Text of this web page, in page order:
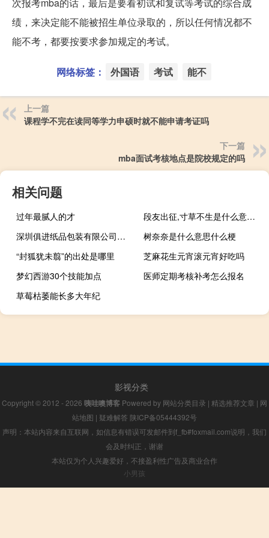
次报考mba的话，最后是要看初试和复试等考试的综合成
绩，来决定能不能被招生单位录取的，所以任何情况都不
能不考，都要按要求参加规定的考试。
网络标签： 外国语 考试 能不
上一篇
课程学不完在读同等学力申硕时就不能申请考证吗
下一篇
mba面试考核地点是院校规定的吗
相关问题
过年最腻人的才
段友出征,寸草不生是什么意思什么梗
深圳俱进纸品包装有限公司怎么样
树奈奈是什么意思什么梗
“封狐犹未翦”的出处是哪里
芝麻花生元宵滚元宵好吃吗
梦幻西游30个技能加点
医师定期考核补考怎么报名
草莓枯萎能长多大年纪
影视分类
Copyright © 2012 - 2026 咦哇噢博客 Powered by 网站分类目录 | 精选推荐文章 | 网
站地图 | 疑难解答 陕ICP备05444392号
声明：本站内容来自互联网，如信息有错误可发邮件到f_fb#foxmail.com说明，我们
会及时纠正，谢谢
本站仅为个人兴趣爱好，不接盈利性广告及商业合作
小男孩